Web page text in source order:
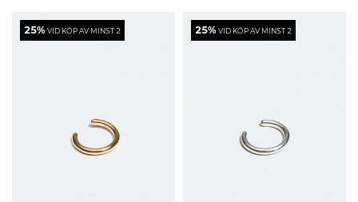
25%VID KÖP AV MINST 2 25%VID KÖP AV MINST 2